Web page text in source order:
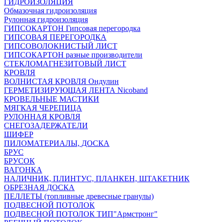
ГИДРОИЗОЛЯЦИЯ
Обмазочная гидроизоляция
Рулонная гидроизоляция
ГИПСОКАРТОН Гипсовая перегородка
ГИПСОВАЯ ПЕРЕГОРОДКА
ГИПСОВОЛОКНИСТЫЙ ЛИСТ
ГИПСОКАРТОН разные производители
СТЕКЛОМАГНЕЗИТОВЫЙ ЛИСТ
КРОВЛЯ
ВОЛНИСТАЯ КРОВЛЯ Ондулин
ГЕРМЕТИЗИРУЮЩАЯ ЛЕНТА Nicoband
КРОВЕЛЬНЫЕ МАСТИКИ
МЯГКАЯ ЧЕРЕПИЦА
РУЛОННАЯ КРОВЛЯ
СНЕГОЗАДЕРЖАТЕЛИ
ШИФЕР
ПИЛОМАТЕРИАЛЫ, ДОСКА
БРУС
БРУСОК
ВАГОНКА
НАЛИЧНИК, ПЛИНТУС, ПЛАНКЕН, ШТАКЕТНИК
ОБРЕЗНАЯ ДОСКА
ПЕЛЛЕТЫ (топливные древесные гранулы)
ПОДВЕСНОЙ ПОТОЛОК
ПОДВЕСНОЙ ПОТОЛОК ТИП"Армстронг"